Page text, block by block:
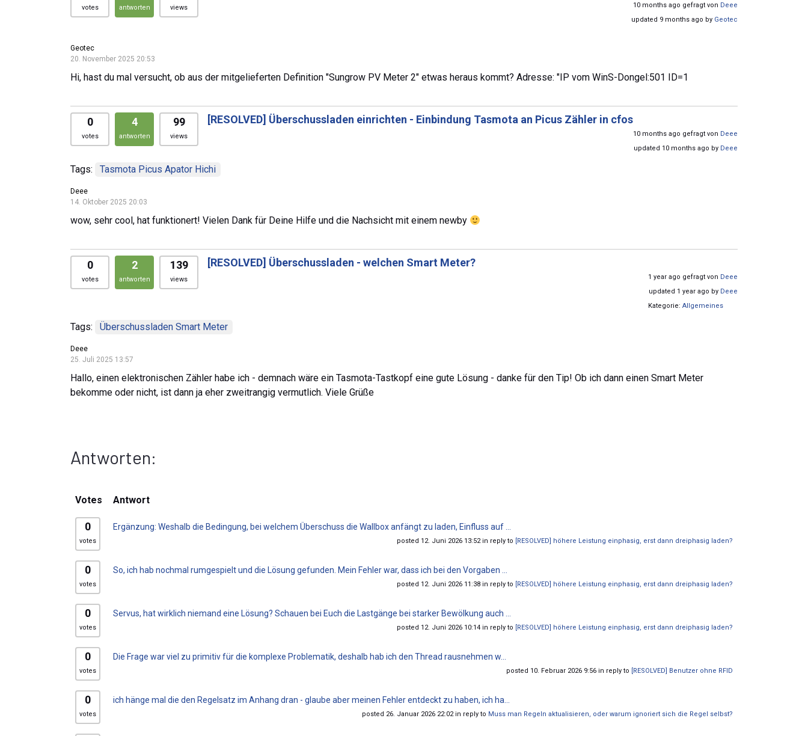
votes antworten views 10 months ago gefragt von Deee
updated 9 months ago by Geotec
Geotec
20. November 2025 20:53
Hi, hast du mal versucht, ob aus der mitgelieferten Definition "Sungrow PV Meter 2" etwas heraus kommt? Adresse: "IP vom WinS-Dongel:501 ID=1
0
votes
4
antworten
99
views
[RESOLVED] Überschussladen einrichten - Einbindung Tasmota an Picus Zähler in cfos
10 months ago gefragt von Deee
updated 10 months ago by Deee
Tags: Tasmota Picus Apator Hichi
Deee
14. Oktober 2025 20:03
wow, sehr cool, hat funktionert! Vielen Dank für Deine Hilfe und die Nachsicht mit einem newby
0
votes
2
antworten
139
views
[RESOLVED] Überschussladen - welchen Smart Meter?
1 year ago gefragt von Deee
updated 1 year ago by Deee
Kategorie: Allgemeines
Tags: Überschussladen Smart Meter
Deee
25. Juli 2025 13:57
Hallo, einen elektronischen Zähler habe ich - demnach wäre ein Tasmota-Tastkopf eine gute Lösung - danke für den Tip! Ob ich dann einen Smart Meter
bekomme oder nicht, ist dann ja eher zweitrangig vermutlich. Viele Grüße
Antworten:
Votes Antwort
0
votes
Ergänzung: Weshalb die Bedingung, bei welchem Überschuss die Wallbox anfängt zu laden, Einfluss auf ...
posted 12. Juni 2026 13:52 in reply to [RESOLVED] höhere Leistung einphasig, erst dann dreiphasig laden?
0
votes
So, ich hab nochmal rumgespielt und die Lösung gefunden. Mein Fehler war, dass ich bei den Vorgaben ...
posted 12. Juni 2026 11:38 in reply to [RESOLVED] höhere Leistung einphasig, erst dann dreiphasig laden?
0
votes
Servus, hat wirklich niemand eine Lösung? Schauen bei Euch die Lastgänge bei starker Bewölkung auch ...
posted 12. Juni 2026 10:14 in reply to [RESOLVED] höhere Leistung einphasig, erst dann dreiphasig laden?
0
votes
Die Frage war viel zu primitiv für die komplexe Problematik, deshalb hab ich den Thread rausnehmen w...
posted 10. Februar 2026 9:56 in reply to [RESOLVED] Benutzer ohne RFID
0
votes
ich hänge mal die den Regelsatz im Anhang dran - glaube aber meinen Fehler entdeckt zu haben, ich ha...
posted 26. Januar 2026 22:02 in reply to Muss man Regeln aktualisieren, oder warum ignoriert sich die Regel selbst?